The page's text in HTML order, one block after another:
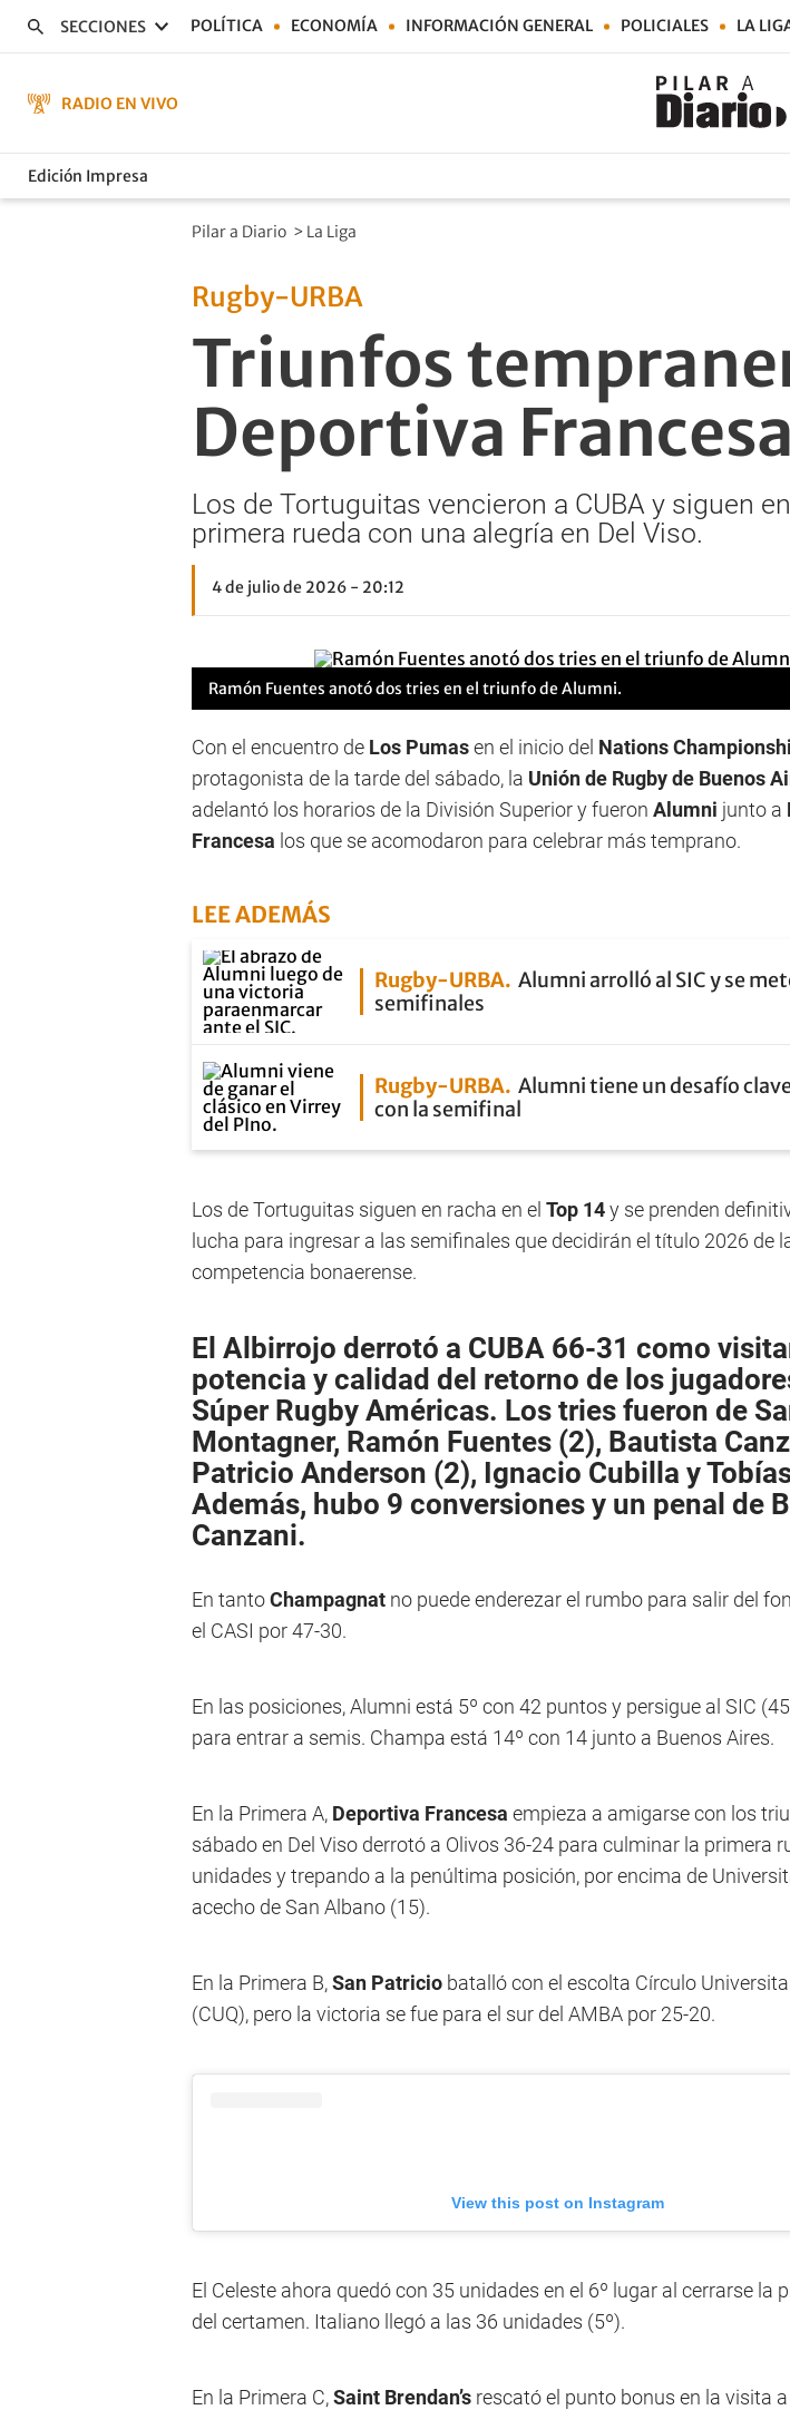
SECCIONES POLÍTICA ECONOMÍA INFORMACIÓN GENERAL POLICIALES LA
RADIO EN VIVO
Edición Impresa
Pilar a Diario > La Liga
Rugby-URBA
Triunfos
Deportiva Francesa
Los de Tortuguitas vencieron a CUBA y siguen
primera rueda con una alegría en Del Viso.
4 de julio de 2026 - 20:12
Ramón Fuentes anotó dos tries en el triunfo de Alumni.
Con el encuentro de Los Pumasen el inicio del Nations
protagonista de la tarde del sábado, la Unión de Rugby de Buenos
adelantó los horarios de la División Superior y fueron Alumni junto a
Francesa los que se acomodaron para celebrar más temprano.
LEE ADEMÁS
Rugby-URBA Alumni arrolló al SIC y se
semifinales
Rugby-URBA Alumni tiene un desafío
con la semifinal
Los de Tortuguitas siguen en racha en el Top 14y se prenden
lucha para ingresar a las semifinales que decidirán el título 2026 de
competencia bonaerense.
El Albirrojo derrotó a CUBA 66-31 como
potencia y calidad del retorno de los
Súper Rugby Américas. Los tries fueron de
Montagner, Ramón Fuentes (2), Bautista
Patricio Anderson (2), Ignacio Cubilla y
Además, hubo 9 conversiones y un penal de
Canzani.
En tantoChampagnat no puede enderezar el rumbo para salir del
el CASI por 47-30.
En las posiciones, Alumni está 5º con 42 puntos y persigue al SIC
para entrar a semis. Champa está 14º con 14 junto a Buenos Aires.
En la Primera A, Deportiva Francesa empieza a amigarse con los
sábado en Del Viso derrotó a Olivos 36-24 para culminar la primera
unidades y trepando a la penúltima posición, por encima de
acecho de San Albano (15).
En la Primera B,San Patricio batalló con el escolta Círculo
(CUQ), pero la victoria se fue para el sur del AMBA por 25-20.
View this post on Instagram
El Celeste ahora quedó con 35 unidades en el 6º lugar al cerrarse la
del certamen. Italiano llegó a las 36 unidades (5º).
En la Primera C,Saint Brendan’s rescató el punto bonus en la visita a